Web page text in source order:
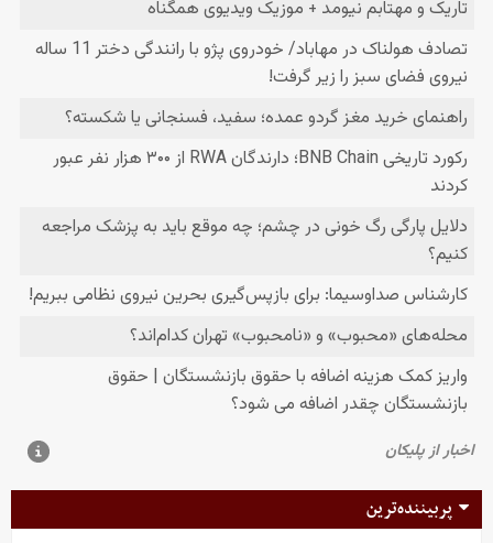
پربیننده‌ترین